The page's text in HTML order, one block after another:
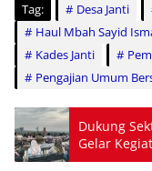
Tag: Desa Janti
Haul Mbah Sayid
Kades Janti
Pengajian Umum
Dukung
Gelar
Pers